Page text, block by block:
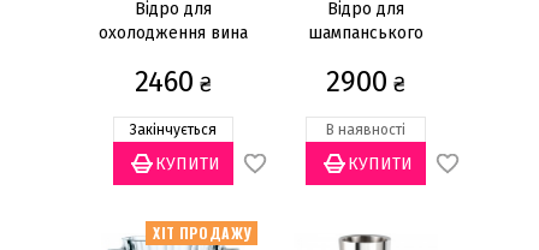
Є в наявності
Закінчується
Немає в наявності
Призначення
Відро для
охолодження вина
2460 ₴
Закінчується
Відро для
шампанського
2900 ₴
В наявності
ХІТ ПРОДАЖУ